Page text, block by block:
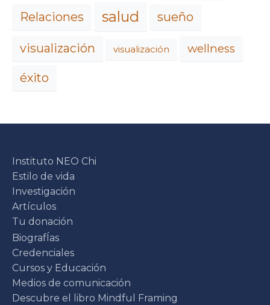
Relaciones salud sueño
visualización visualización wellness
éxito
Instituto NEO Chi
Estilo de vida
Investigación
Artículos
Tu donación
BiografÍas
Credenciales
Cursos y Educación
Medios de comunicación
Descubre el libro Mindful Framing